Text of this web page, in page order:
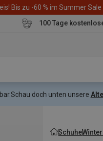
Bis zu -60 % im Summer Sale
100 Tage
Schau doch unten unsere
Schuhe